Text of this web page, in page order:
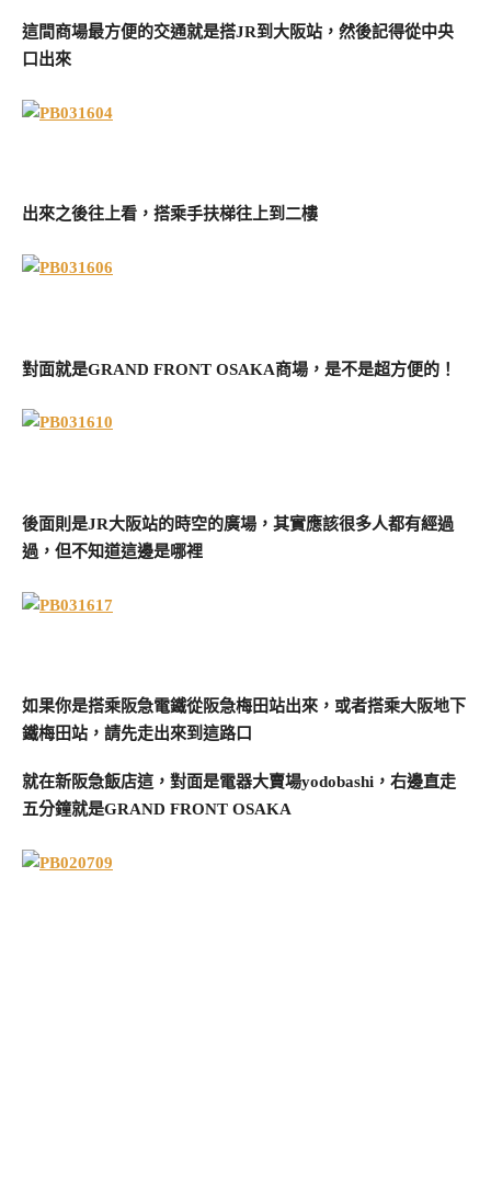
這間商場最方便的交通就是搭JR到大阪站，然後記得從中央
口出來
出來之後往上看，搭乘手扶梯往上到二樓
對面就是GRAND FRONT OSAKA商場，是不是超方便的！
後面則是JR大阪站的時空的廣場，其實應該很多人都有經過
過，但不知道這邊是哪裡
如果你是搭乘阪急電鐵從阪急梅田站出來，或者搭乘大阪地下
鐵梅田站，請先走出來到這路口
就在新阪急飯店這，對面是電器大賣場yodobashi，右邊直走
五分鐘就是GRAND FRONT OSAKA